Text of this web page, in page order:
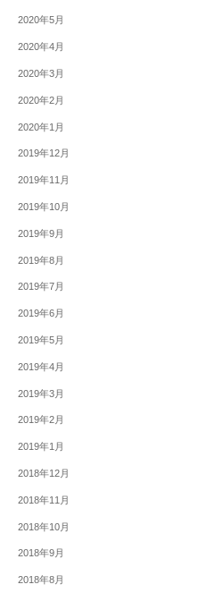
2020年5月
2020年4月
2020年3月
2020年2月
2020年1月
2019年12月
2019年11月
2019年10月
2019年9月
2019年8月
2019年7月
2019年6月
2019年5月
2019年4月
2019年3月
2019年2月
2019年1月
2018年12月
2018年11月
2018年10月
2018年9月
2018年8月